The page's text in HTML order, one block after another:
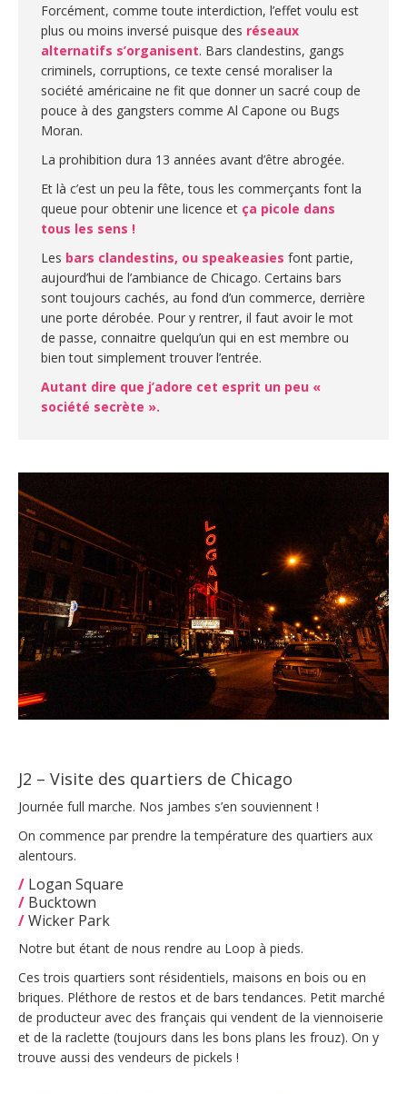
Forcément, comme toute interdiction, l’effet voulu est
plus ou moins inversé puisque des réseaux
alternatifs s’organisent. Bars clandestins, gangs
criminels, corruptions, ce texte censé moraliser la
société américaine ne fit que donner un sacré coup de
pouce à des gangsters comme Al Capone ou Bugs
Moran.
La prohibition dura 13 années avant d’être abrogée.
Et là c’est un peu la fête, tous les commerçants font la
queue pour obtenir une licence et ça picole dans
tous les sens !
Les bars clandestins, ou speakeasies font partie,
aujourd’hui de l’ambiance de Chicago. Certains bars
sont toujours cachés, au fond d’un commerce, derrière
une porte dérobée. Pour y rentrer, il faut avoir le mot
de passe, connaitre quelqu’un qui en est membre ou
bien tout simplement trouver l’entrée.
Autant dire que j’adore cet esprit un peu «
société secrète ».
J2 – Visite des quartiers de Chicago
Journée full marche. Nos jambes s’en souviennent !
On commence par prendre la température des quartiers aux
alentours.
/ Logan Square
/ Bucktown
/Wicker Park
Notre but étant de nous rendre au Loop à pieds.
Ces trois quartiers sont résidentiels, maisons en bois ou en
briques. Pléthore de restos et de bars tendances. Petit marché
de producteur avec des français qui vendent de la viennoiserie
et de la raclette (toujours dans les bons plans les frouz). On y
trouve aussi des vendeurs de pickels !